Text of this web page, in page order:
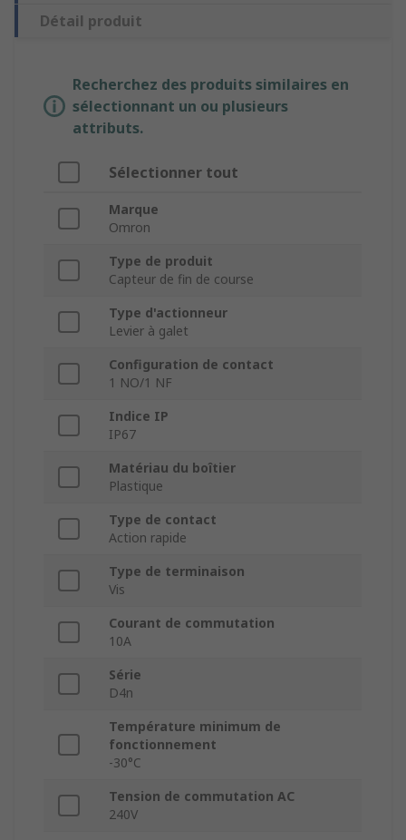
Détail produit
Recherchez des produits similaires en
sélectionnant un ou plusieurs
attributs.
Sélectionner tout
Marque
Omron
Type de produit
Capteur de fin de course
Type d'actionneur
Levier à galet
Configuration de contact
1 NO/1 NF
Indice IP
IP67
Matériau du boîtier
Plastique
Type de contact
Action rapide
Type de terminaison
Vis
Courant de commutation
10A
Série
D4n
Température minimum de
fonctionnement
-30°C
Tension de commutation AC
240V